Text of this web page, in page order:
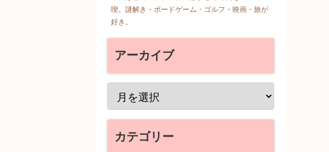
喫。謎解き・ボードゲーム・ゴルフ・映画・旅が
好き。
アーカイブ
カテゴリー